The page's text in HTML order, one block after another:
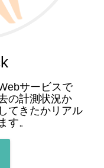
サービスで
の計測状況か
てきたかリアル
す。